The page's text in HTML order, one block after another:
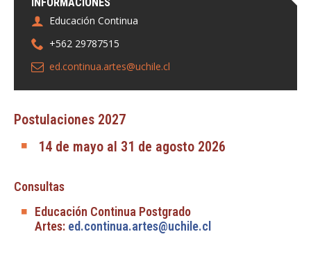
Educación Continua
+562 29787515
ed.continua.artes@uchile.cl
Postulaciones 2027
14 de mayo al 31 de agosto 2026
Consultas
Educación Continua Postgrado
Artes: ed.continua.artes@uchile.cl